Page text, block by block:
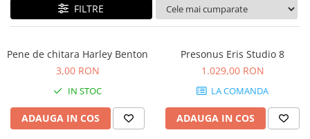
Stabilizatoare de tensiune UPS si
Power Conditioner
Microfoane
Accesorii de microfoane
Capsule de microfon
Case-uri de microfoane
Microfoane de broadcast
FILTRE
Pene de chitara Harley Benton
3,00 RON
IN STOC
ADAUGA IN COS
Presonus Eris Studio 8
1.029,00 RON
LA COMANDA
ADAUGA IN COS